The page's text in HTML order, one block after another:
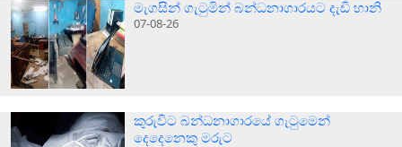
මැගසින් ගැටුමින් බන්ධනාගාරයට දැඩි හානි
07-08-26
කුරුවිට බන්ධනාගාරයේ ගැටුමෙන්
දෙදෙනෙකු මරුට